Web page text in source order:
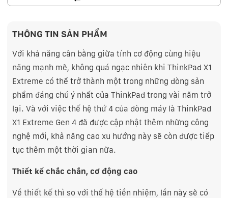
THÔNG TIN SẢN PHẨM
Với khả năng cân bằng giữa tính cơ động cùng hiệu
năng mạnh mẽ, không quá ngạc nhiên khi ThinkPad X1
Extreme có thể trở thành một trong những dòng sản
phẩm đáng chú ý nhất của ThinkPad trong vài năm trở
lại. Và với việc thế hệ thứ 4 của dòng máy là ThinkPad
X1 Extreme Gen 4 đã được cập nhật thêm những công
nghệ mới, khả năng cao xu hướng này sẽ còn được tiếp
tục thêm một thời gian nữa.
Thiết kế chắc chắn, cơ động cao
Về thiết kế thì so với thế hệ tiền nhiệm, lần này sẽ có